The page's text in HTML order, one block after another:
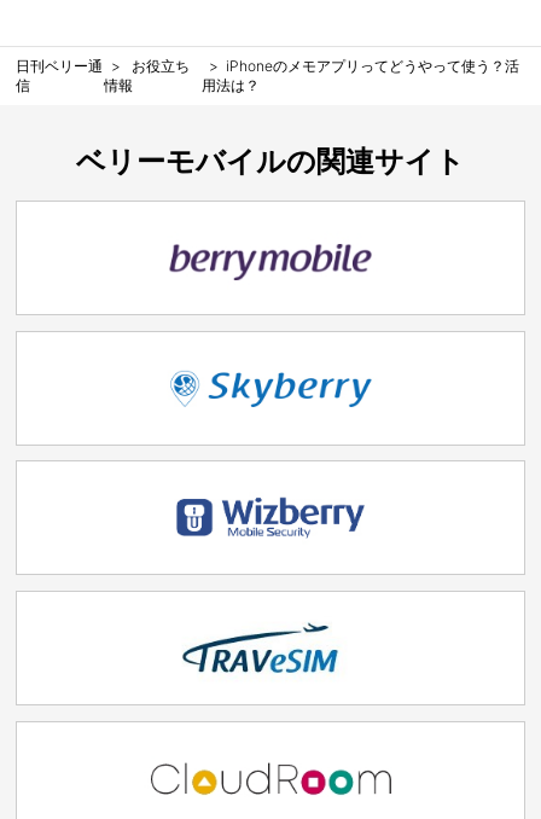
日刊ベリー通
信
お役立ち
情報
iPhoneのメモアプリってどうやって使う？活
用法は？
ベリーモバイルの関連サイト